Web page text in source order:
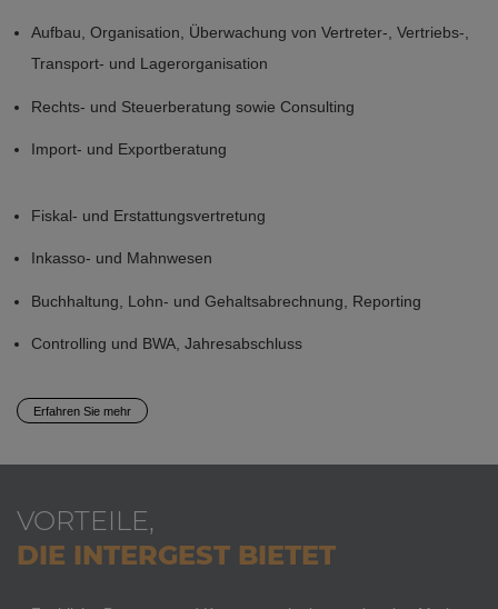
Aufbau, Organisation, Überwachung von Vertreter-, Vertriebs-,
Transport- und Lagerorganisation
Rechts- und Steuerberatung sowie Consulting
Import- und Exportberatung
Fiskal- und Erstattungsvertretung
Inkasso- und Mahnwesen
Buchhaltung, Lohn- und Gehaltsabrechnung, Reporting
Controlling und BWA, Jahresabschluss
Erfahren Sie mehr
VORTEILE,
DIE INTERGEST BIETET